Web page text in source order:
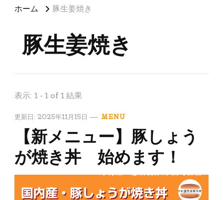
ホーム 豚生姜焼き
豚生姜焼き
表示: 1 - 1 of 1 結果
更新日: 2025年11月15日 MENU
【新メニュー】豚しょう
が焼き丼 始めます！